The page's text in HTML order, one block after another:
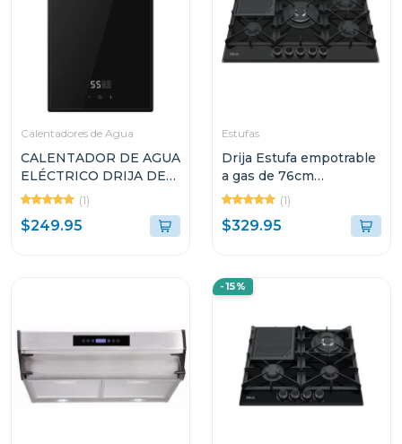
Calentadores de Agua
CALENTADOR DE AGUA
ELÉCTRICO DRIJA DE
13.4L INVERTER
(1)
$249.95
Estufas
Drija Estufa empotrable
a gas de 76cm
vitroceramica toscana
(1)
$329.95
-15%